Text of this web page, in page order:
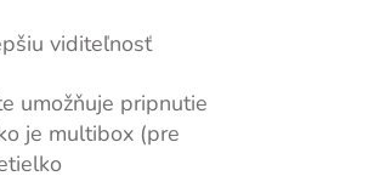
viditeľnosť
umožňuje pripnutie
je multibox (pre